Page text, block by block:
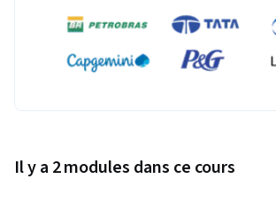
Il y a 2 modules dans ce cours